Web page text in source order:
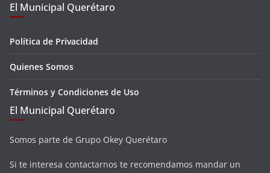
El Municipal Querétaro
Política de Privacidad
Quienes Somos
Términos y Condiciones de Uso
El Municipal Querétaro
Somos parte de Grupo Okey Querétaro
Si te interesa contactarnos te recomendamos mandar un